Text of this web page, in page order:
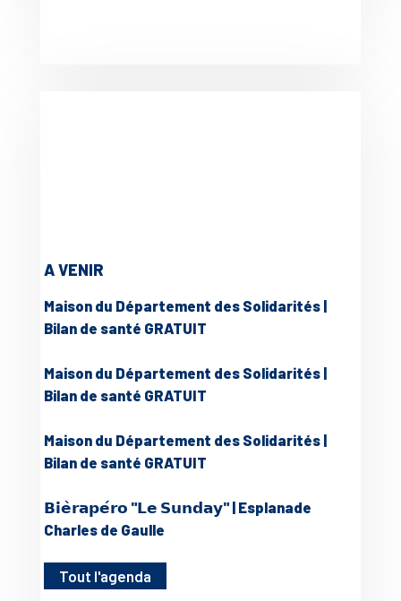
A VENIR
Maison du Département des Solidarités |
Bilan de santé GRATUIT
Maison du Département des Solidarités |
Bilan de santé GRATUIT
Maison du Département des Solidarités |
Bilan de santé GRATUIT
𝗕𝗶𝗲̀𝗿𝗮𝗽𝗲́𝗿𝗼 "𝗟𝗲 𝗦𝘂𝗻𝗱𝗮𝘆" | Esplanade
Charles de Gaulle
Tout l'agenda